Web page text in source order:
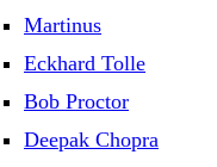
Martinus
Eckhard Tolle
Bob Proctor
Deepak Chopra